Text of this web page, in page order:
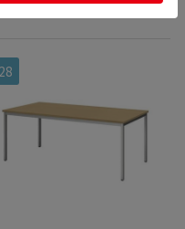
28